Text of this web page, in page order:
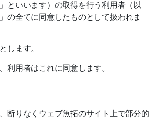
といいます）の取得を行う利用者（以
の全てに同意したものとして扱われま
します。
利用者はこれに同意します。
断りなくウェブ魚拓のサイト上で部分的